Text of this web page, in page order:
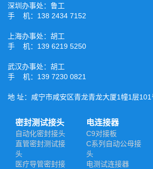
深圳办事处：鲁工
手 机：138 2434 7152
上海办事处：胡工
手 机：139 6219 5250
武汉办事处：胡工
手 机：139 7230 0821
地 址：咸宁市咸安区青龙青龙大厦1幢1层101
密封测试接头
自动化密封接头
直管密封测试接
头
医疗导管密封接
电连接器
C9对接板
C系列自动公母接
头
电测试连接器